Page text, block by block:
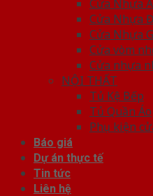
Cửa Nhựa
Cửa Nhựa
Cửa Nhựa
Cửa vòm
Cửa nhựa
NỘI THẤT
Tủ Kệ Bếp
Tủ Quần Áo
Phụ kiện
Báo giá
Dự án thực tế
Tin tức
Liên hệ